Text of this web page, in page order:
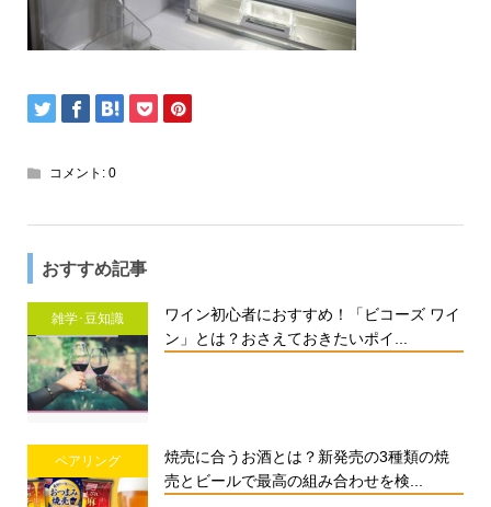
コメント: 0
おすすめ記事
雑学･豆知識
ワイン初心者におすすめ！「ビコーズ ワイ
ン」とは？おさえておきたいポイ...
ペアリング
焼売に合うお酒とは？新発売の3種類の焼
売とビールで最高の組み合わせを検...